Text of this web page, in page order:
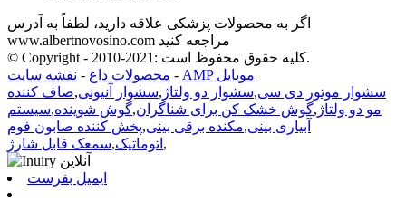
اگر به محصولات پزشکی علاقه دارید، لطفاً به آدرس
www.albertnovosino.com مراجعه کنید
© Copyright - 2010-2021: کلیه حقوق محفوظ است.
محصولات داغ - نقشه سایت -
AMP موبایل
سشوار موتور دی سی,سشوار دو ولتاژ ,سشوار آنیونی,صاف کننده
مو دو ولتاژ ,گوش خشک کن برای شناگران,گوش شوینده,سیستم
آبیاری بینی,مکنده برقی بینی,پخش کننده صابون فوم
اتوماتیک,سمعک قابل شارژ ,
ایمیل بفرست